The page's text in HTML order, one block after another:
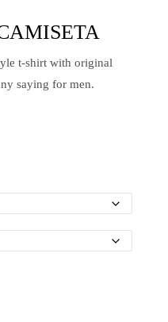
t-shirt with original
saying for men.